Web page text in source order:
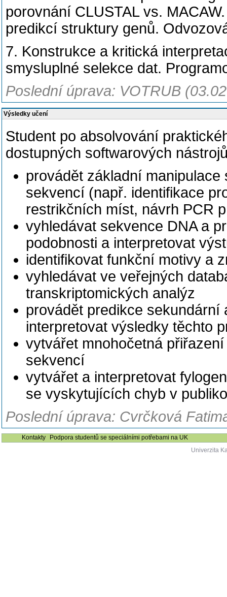
porovnání CLUSTAL vs.
predikcí struktury genů.
7. Konstrukce a kritická
smysluplné selekce dat.
Poslední úprava: VOTRUB
Výsledky učení
Student po absolvování
dostupných softwarových
provádět základní
sekvencí (např. identifikace
restrikčních míst, návrh PCR
vyhledávat sekvence DNA a
podobnosti a interpretovat
identifikovat funkční motivy a
vyhledávat ve veřejných
transkriptomických analýz
provádět predikce
interpretovat výsledky těchto
vytvářet mnohočetná
sekvencí
vytvářet a interpretovat
se vyskytujících chyb v
Poslední úprava: Cvrčková
Kontakty
Podpora studentů se speciálními potřebami na UK
Univerzita